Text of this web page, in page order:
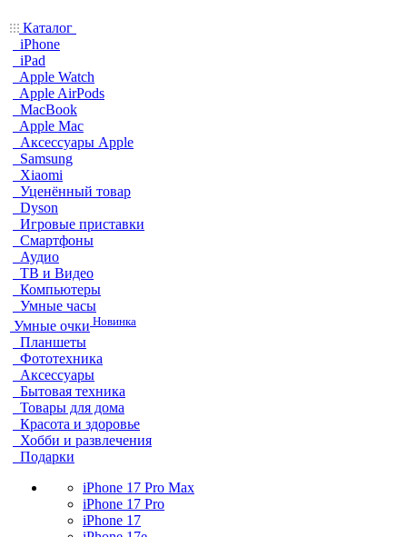
Каталог
iPhone
iPad
Apple Watch
Apple AirPods
MacBook
Apple Mac
Аксессуары Apple
Samsung
Xiaomi
Уценённый товар
Dyson
Игровые приставки
Смартфоны
Аудио
ТВ и Видео
Компьютеры
Умные часы
Умные очки Новинка
Планшеты
Фототехника
Аксессуары
Бытовая техника
Товары для дома
Красота и здоровье
Хобби и развлечения
Подарки
iPhone 17 Pro Max
iPhone 17 Pro
iPhone 17